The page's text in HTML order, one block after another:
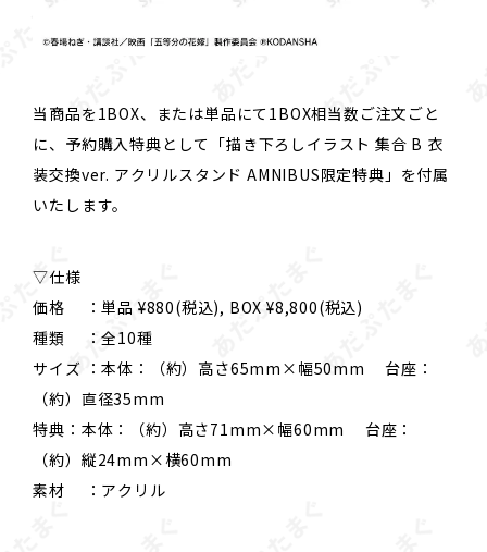
当商品を1BOX、または単品にて1BOX相当数ご注文ごと
に、予約購入特典として「描き下ろしイラスト 集合 B 衣
装交換ver. アクリルスタンド AMNIBUS限定特典」を付属
いたします。
▽仕様
価格 ：単品 ¥880(税込), BOX ¥8,800(税込)
種類 ：全10種
サイズ ：本体：（約）高さ65mm×幅50mm 台座：
（約）直径35mm
特典：本体：（約）高さ71mm×幅60mm 台座：
（約）縦24mm×横60mm
素材 ：アクリル